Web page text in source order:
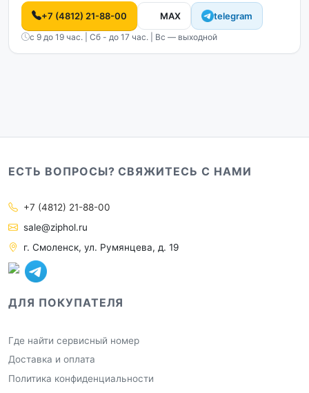
+7 (4812) 21-88-00 MAX telegram
с 9 до 19 час. | Сб - до 17 час. | Вс — выходной
ЕСТЬ ВОПРОСЫ? СВЯЖИТЕСЬ С НАМИ
+7 (4812) 21-88-00
sale@ziphol.ru
г. Смоленск, ул. Румянцева, д. 19
ДЛЯ ПОКУПАТЕЛЯ
Где найти сервисный номер
Доставка и оплата
Политика конфиденциальности